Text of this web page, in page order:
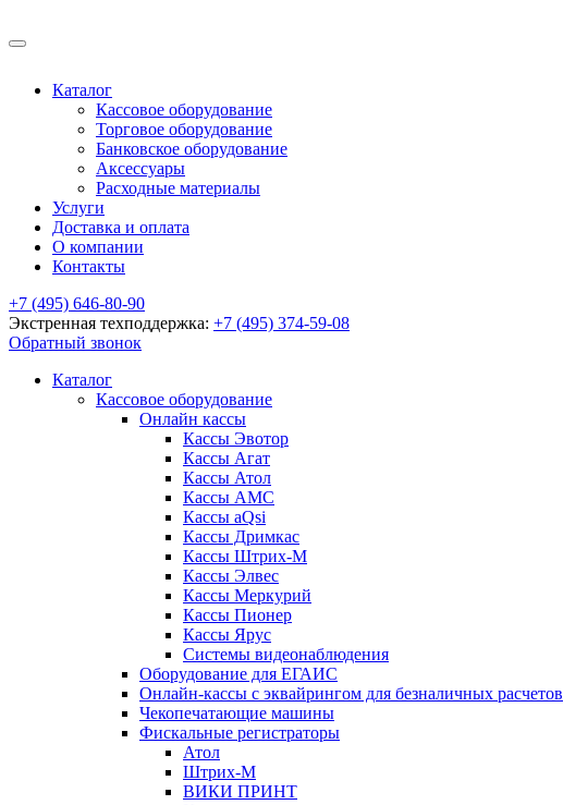
Каталог
Кассовое оборудование
Торговое оборудование
Банковское оборудование
Аксессуары
Расходные материалы
Услуги
Доставка и оплата
О компании
Контакты
+7 (495) 646-80-90
Экстренная техподдержка: +7 (495) 374-59-08
Обратный звонок
Каталог
Кассовое оборудование
Онлайн кассы
Кассы Эвотор
Кассы Агат
Кассы Атол
Кассы АМС
Кассы aQsi
Кассы Дримкас
Кассы Штрих-М
Кассы Элвес
Кассы Меркурий
Кассы Пионер
Кассы Ярус
Системы видеонаблюдения
Оборудование для ЕГАИС
Онлайн-кассы с эквайрингом для безналичных расчетов
Чекопечатающие машины
Фискальные регистраторы
Атол
Штрих-М
ВИКИ ПРИНТ